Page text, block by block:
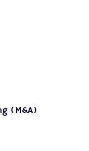
(M&A)